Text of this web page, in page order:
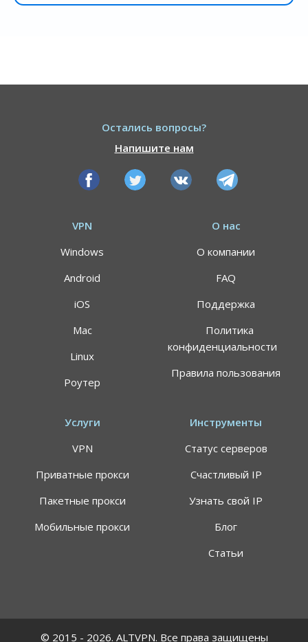
Остались вопросы?
Напишите нам
VPN
Windows
Android
iOS
Mac
Linux
Роутер
О нас
О компании
FAQ
Поддержка
Политика
конфиденциальности
Правила пользования
Услуги
VPN
Приватные прокси
Пакетные прокси
Мобильные прокси
Инструменты
Статус серверов
Счастливый IP
Узнать свой IP
Блог
Статьи
© 2015 - 2026. ALTVPN. Все права защищены